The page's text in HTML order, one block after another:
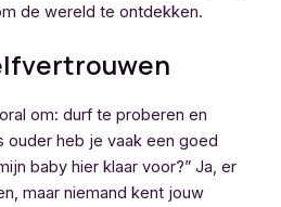
de wereld te ontdekken.
om: durf te proberen en
ouder heb je vaak een goed
baby hier klaar voor?” Ja, er
maar niemand kent jouw